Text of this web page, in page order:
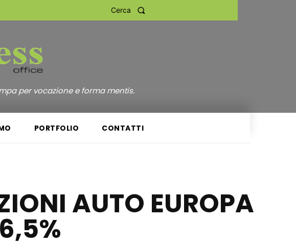
Cerca
per vocazione e forma mentis.
PORTFOLIO CONTATTI
AUTO EUROPA